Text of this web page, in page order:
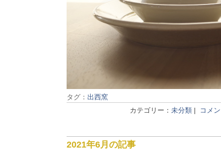
タグ： 出西窯
カテゴリー： 未分類 | コメ
2021年6月の記事